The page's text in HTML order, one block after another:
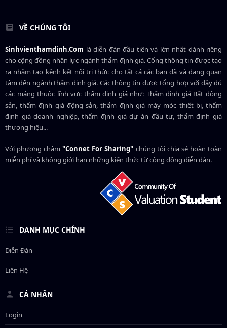
VỀ CHÚNG TÔI
Sinhvienthamdinh.Com là diễn đàn đầu tiên và lớn nhất dành riêng
cho cộng đồng nhân lực ngànhthẩm định giá. Cổng thông tin được tạo
ra nhằm tạo kênh kết nối tri thức cho tất cả các bạn đã và đang quan
tâm đến ngành thẩm định giá. Các thông tin được tổng hợp với đầy đủ
các mảng thuộc lĩnh vực thẩm định giá như: Thẩm định giá Bất động
sản, thẩm định giá động sản, thẩm định giá máy móc thiết bị, thẩm
định giá doanh nghiệp, thẩm định giá dự án đầu tư, thẩm định giá
thương hiệu...
Với phương châm"Connet For Sharing" chúng tôi chia sẻ hoàn toàn
miễn phí và không giới hạn những kiến thức từ cộng đồng diễn đàn.
DANH MỤC CHÍNH
Diễn Đàn
Liên Hệ
CÁ NHÂN
Login